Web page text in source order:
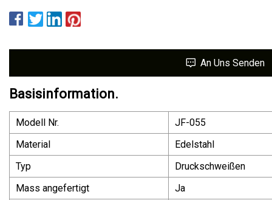
An Uns Senden
Basisinformation.
Modell Nr.
JF-055
Material
Edelstahl
Typ
Druckschweißen
Mass angefertigt
Ja